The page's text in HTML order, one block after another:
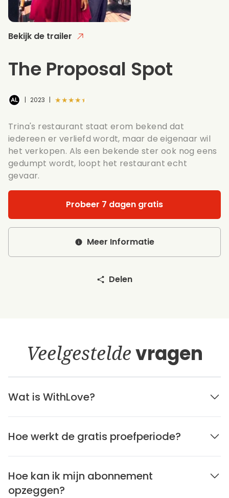
Bekijk de trailer
The Proposal Spot
| 2023 | ★★★★★
Trina's restaurant staat erom bekend dat
iedereen er verliefd wordt, maar de eigenaar wil
het verkopen. Als een bekende ster ook nog eens
gedumpt wordt, loopt het restaurant echt
gevaar.
Probeer 7 dagen gratis
Meer Informatie
Delen
Veelgesteldevragen
Wat is WithLove?
Hoe werkt de gratis proefperiode?
Hoe kan ik mijn abonnement
opzeggen?